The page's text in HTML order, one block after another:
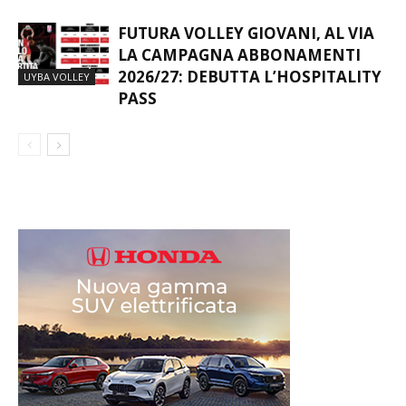
UYBA VOLLEY
FUTURA VOLLEY GIOVANI, AL VIA
LA CAMPAGNA ABBONAMENTI
2026/27: DEBUTTA L’HOSPITALITY
PASS